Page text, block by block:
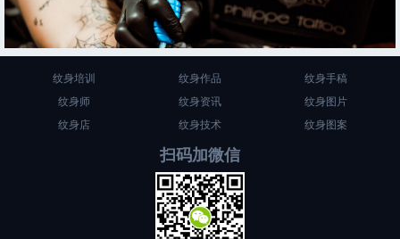
纹身培训
纹身师
纹身店
纹身作品
纹身资讯
纹身技术
纹身手稿
纹身图片
纹身图案
扫码加微信